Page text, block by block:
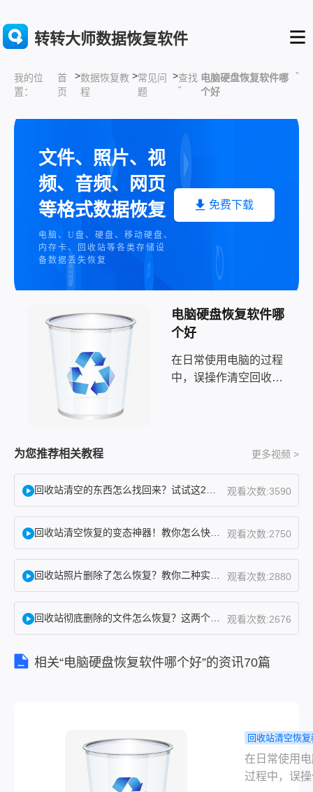
转转大师数据恢复软件
我的位
置：
首
页
>数据恢复教
程
>常见问
题
>查找
“
电脑硬盘恢复软件哪
个好
”
文件、照片、视
频、音频、网页
等格式数据恢复
电脑、U盘、硬盘、移动硬盘、
内存卡、回收站等各类存储设
备数据丢失恢复
免费下载
电脑硬盘恢复软件哪
个好
在日常使用电脑的过程
中，误操作清空回收站
然意识到里面存放着重
照片，那种瞬间的恐慌
感是难以言喻的。
为您推荐相关教程 更多视频 >
观看次数:3590
观看次数:2750
观看次数:2880
观看次数:2676
相关“电脑硬盘恢复软件哪个好”的资讯70篇
回收站清空恢
清空回收站
件后怎么恢
在日常使用
过程中，误